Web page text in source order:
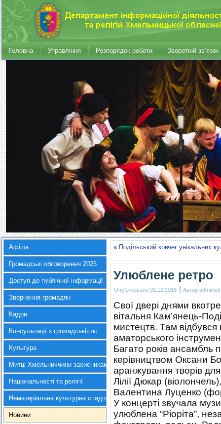
Головна Управління Розпорядок роботи Зворотній зв’язок
Афіша
Громадські обговорення 2025
Доступ до публічної інформації
Звернення громадян
Кадри
Консультації з громадськістю
Культура
Митці Хмельниччини захисникам України
Національності та релігії
Нематеріальна культурна спадщина
Новини
« Подільський ковчег унікальних
Улюблене ретро
Опубліковано 01.12.2016 | Автор
Свої двері днями
вітальня Кам’янець-
мистецтв. Там
аматорського
Багато років ансамбль
керівництвом Оксани
аранжування творів
Лілії Дюкар
Валентина Луценко
У концерті звучала
улюблена “Ріоріта”,